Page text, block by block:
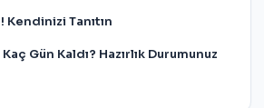
Kendinizi Tanıtın
Gün Kaldı? Hazırlık Durumunuz